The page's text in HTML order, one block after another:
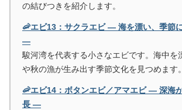
の結びつきを紹介します。
🦐エビ13：サクラエビ ― 海を漂い、季節
―
駿河湾を代表する小さなエビです。海中を
や秋の漁が生み出す季節文化を見つめます。
🦐エビ14：ボタンエビ／アマエビ ― 深海
長 ―